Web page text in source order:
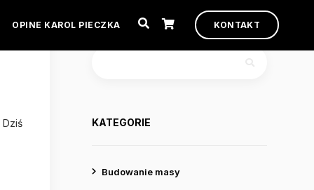
OPINE KAROL PIECZKA KONTAKT
Szukaj:
KATEGORIE
Budowanie masy